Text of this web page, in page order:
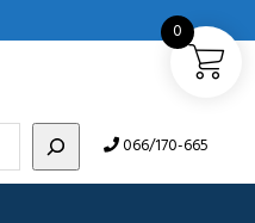
066/170-665
0